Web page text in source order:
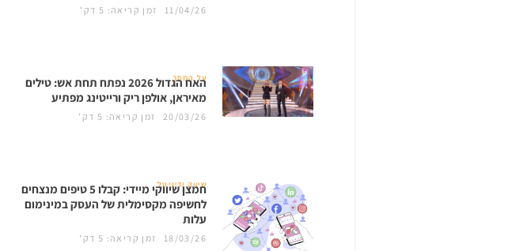
11/04/26 זמן קריאה: 5 דק'
על המסך
האח הגדול 2026 נפתח תחת אש: טילים
מאיראן, אולפן ריק ורייטינג מפתיע
20/03/26 זמן קריאה: 5 דק'
שיווק ודיגיטל
חמצן שיווקי מיידי: קבלו 5 טיפים מנצחים
לחשיפה מקסימלית של העסק במינימום
עלות
18/03/26 זמן קריאה: 5 דק'